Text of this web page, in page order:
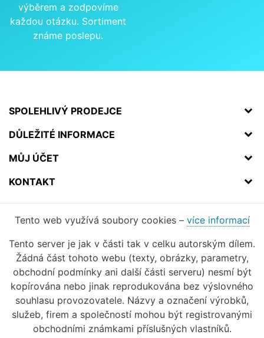
výběrem a zodpovíme
každou otázku. Sortiment
známe poslepu.
SPOLEHLIVÝ PRODEJCE
DŮLEŽITÉ INFORMACE
MŮJ ÚČET
KONTAKT
Tento web využívá soubory cookies – více informací
Tento server je jak v části tak v celku autorským dílem.
Žádná část tohoto webu (texty, obrázky, parametry,
obchodní podmínky ani další části serveru) nesmí být
kopírována nebo jinak reprodukována bez výslovného
souhlasu provozovatele. Názvy a označení výrobků,
služeb, firem a společností mohou být registrovanými
obchodními známkami příslušných vlastníků.